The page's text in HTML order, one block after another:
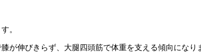
。
が伸びきらず、大腿四頭筋で体重を支える傾向になり